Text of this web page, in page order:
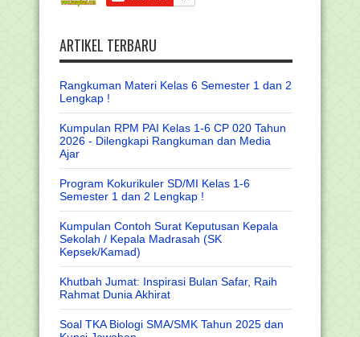
ARTIKEL TERBARU
Rangkuman Materi Kelas 6 Semester 1 dan 2
Lengkap !
Kumpulan RPM PAI Kelas 1-6 CP 020 Tahun
2026 - Dilengkapi Rangkuman dan Media
Ajar
Program Kokurikuler SD/MI Kelas 1-6
Semester 1 dan 2 Lengkap !
Kumpulan Contoh Surat Keputusan Kepala
Sekolah / Kepala Madrasah (SK
Kepsek/Kamad)
Khutbah Jumat: Inspirasi Bulan Safar, Raih
Rahmat Dunia Akhirat
Soal TKA Biologi SMA/SMK Tahun 2025 dan